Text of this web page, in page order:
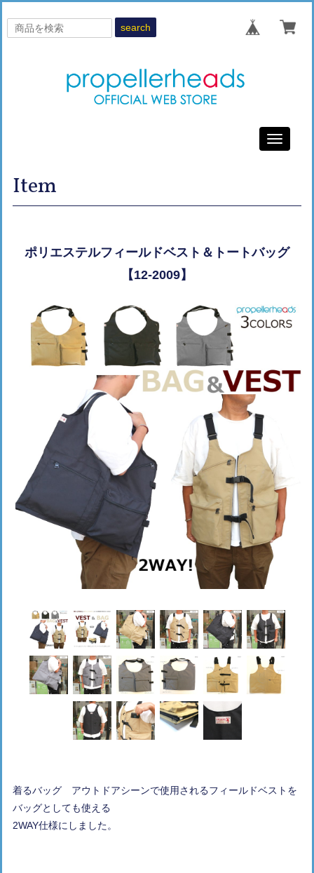
search
Toggle
Item
ポリエステルフィールドベスト＆トートバッグ
【12-2009】
着るバッグ アウトドアシーンで使用されるフィールドベストを
バッグとしても使える
2WAY仕様にしました。